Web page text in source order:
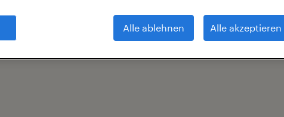
Alle ablehnen Alle akzeptieren